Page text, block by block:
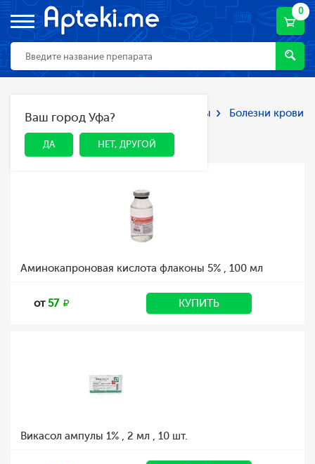
0
ДА НЕТ, ДРУГОЙ
Ваш город Уфа?
ДА НЕТ, ДРУГОЙ
Главная Каталог Лекарства и БАДы Болезни крови
Болезни крови
Аминокапроновая кислота флаконы 5% , 100 мл
от57 КУПИТЬ
Викасол ампулы 1% , 2 мл , 10 шт.